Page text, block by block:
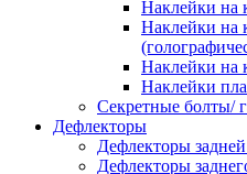
Наклейки на
Наклейки на
Наклейки на
Наклейки
Секретные болты/
Дефлекторы
Дефлекторы
Дефлекторы